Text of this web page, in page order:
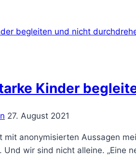
Kinder
27. August 2021
mit anonymisierten Aussagen
Und wir sind nicht alleine. „Eine